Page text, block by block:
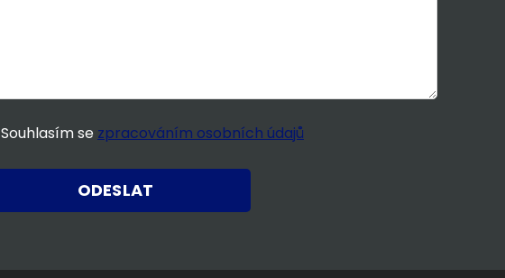
Souhlasím se zpracováním osobních údajů
ODESLAT